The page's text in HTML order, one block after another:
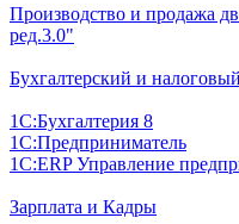
Производство и продажа
ред.3.0"
Бухгалтерский и
1С:Бухгалтерия 8
1С:Предприниматель
1С:ERP Управление
Зарплата и Кадры